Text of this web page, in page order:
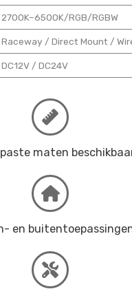
2700K–6500K/RGB/RGBW
Raceway / Direct Mount /
DC12V / DC24V
maten
en